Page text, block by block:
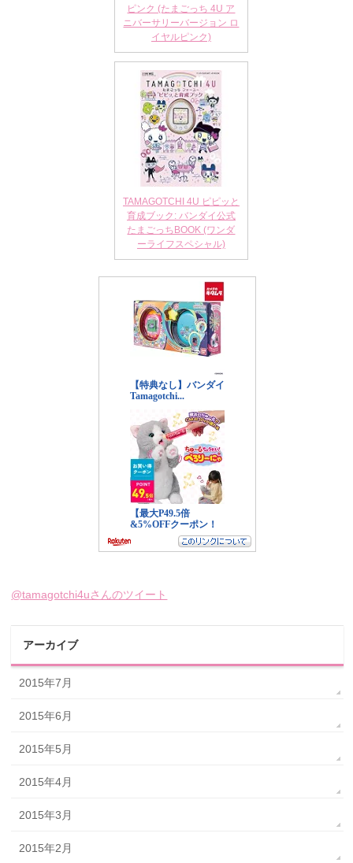
ピンク (たまごっち 4U ア
ニバーサリーバージョン ロ
イヤルピンク)
TAMAGOTCHI 4U ピピッと
育成ブック: バンダイ公式
たまごっちBOOK (ワンダ
ーライフスペシャル)
@tamagotchi4uさんのツイート
アーカイブ
2015年7月
2015年6月
2015年5月
2015年4月
2015年3月
2015年2月